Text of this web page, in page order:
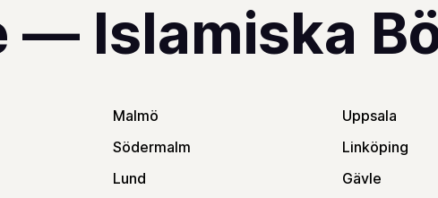
— Islamiska
Malmö Uppsala
Södermalm Linköping
Lund Gävle